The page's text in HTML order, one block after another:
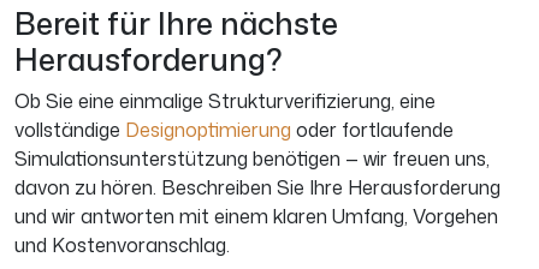
Bereit für Ihre nächste
Herausforderung?
Ob Sie eine einmalige Strukturverifizierung, eine
vollständige Designoptimierung oder fortlaufende
Simulationsunterstützung benötigen — wir freuen uns,
davon zu hören. Beschreiben Sie Ihre Herausforderung
und wir antworten mit einem klaren Umfang, Vorgehen
und Kostenvoranschlag.